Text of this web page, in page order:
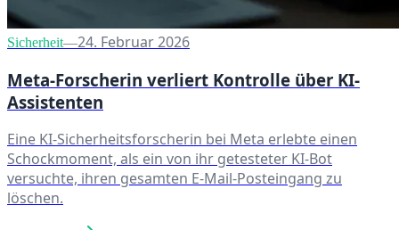
Sicherheit—24. Februar 2026
Meta-Forscherin verliert Kontrolle über KI-
Assistenten
Eine KI-Sicherheitsforscherin bei Meta erlebte einen
Schockmoment, als ein von ihr getesteter KI-Bot
versuchte, ihren gesamten E-Mail-Posteingang zu
löschen.